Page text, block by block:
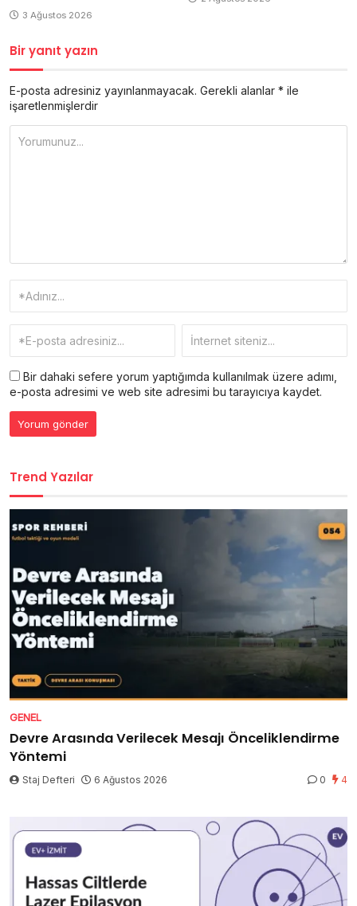
3 Ağustos 2026
Bir yanıt yazın
E-posta adresiniz yayınlanmayacak. Gerekli alanlar * ile
işaretlenmişlerdir
Bir dahaki sefere yorum yaptığımda kullanılmak üzere adımı,
e-posta adresimi ve web site adresimi bu tarayıcıya kaydet.
Trend Yazılar
GENEL
Devre Arasında Verilecek Mesajı Önceliklendirme
Yöntemi
Staj Defteri 6 Ağustos 2026 0 4